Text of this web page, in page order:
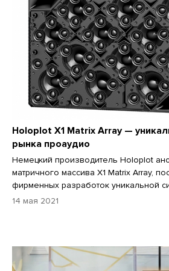
Holoplot X1 Matrix Array —
рынка проаудио
Немецкий производитель Holoplot
матричного массива X1 Matrix Array,
фирменных разработок уникальной
14 мая 2021